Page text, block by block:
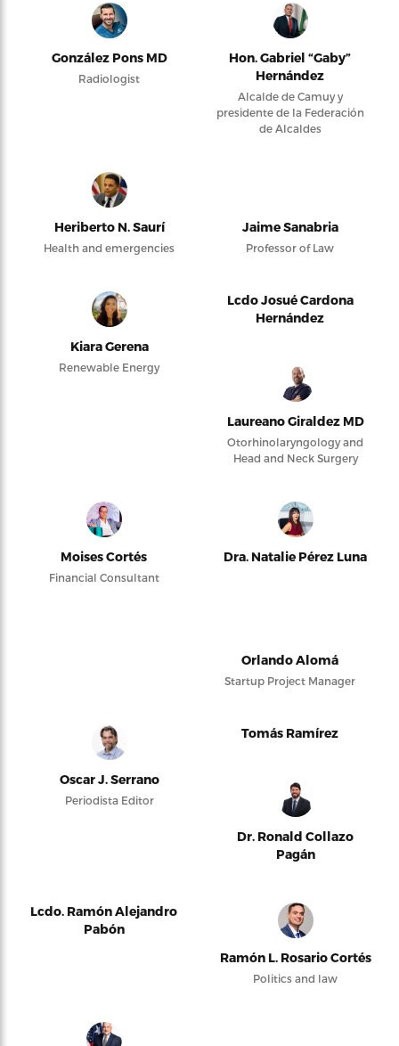
González Pons MD
Radiologist
Hon. Gabriel “Gaby”
Hernández
Alcalde de Camuy y
presidente de la Federación
de Alcaldes
Heriberto N. Saurí
Health and emergencies
Jaime Sanabria
Professor of Law
Kiara Gerena
Renewable Energy
Lcdo Josué Cardona
Hernández
Laureano Giraldez MD
Otorhinolaryngology and
Head and Neck Surgery
Moises Cortés
Financial Consultant
Dra. Natalie Pérez Luna
Orlando Alomá
Startup Project Manager
Oscar J. Serrano
Periodista Editor
Tomás Ramírez
Dr. Ronald Collazo
Pagán
Lcdo. Ramón Alejandro
Pabón
Ramón L. Rosario Cortés
Politics and law